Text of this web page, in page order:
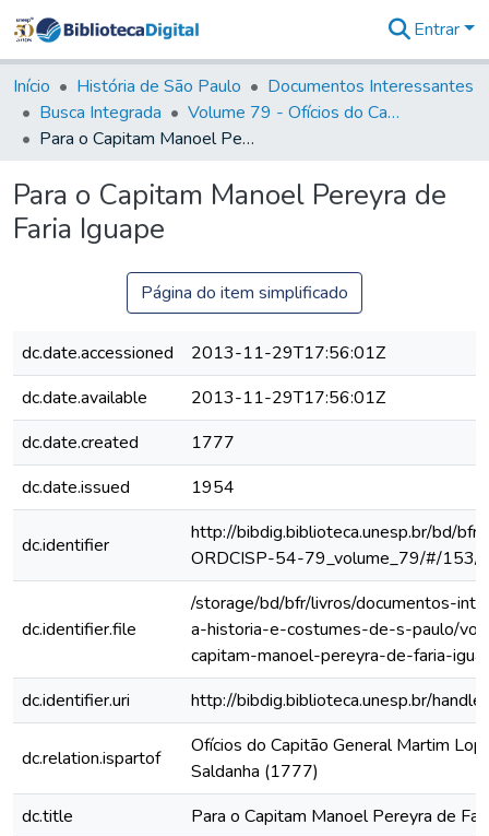
&
Coleções
Tudo na
Biblioteca
Estatísticas
Entrar
Início História de São Paulo
Documentos Interessantes
Busca Integrada
Volume 79 - Ofícios do Capitão General Martim Lopes Lobo de Saldanha (1777)
Para o Capitam Manoel Pereyra de Faria Iguape
Para o Capitam Manoel Pereyra de
Faria Iguape
Página do item simplificado
dc.date.accessioned
2013-11-29T17:56:01Z
dc.date.available
2013-11-29T17:56:01Z
dc.date.created
1777
dc.date.issued
1954
dc.identifier
http://bibdig.biblioteca.unesp.br/bd/
ORDCISP-54-79_volume_79/#/153/
dc.identifier.file
/storage/bd/bfr/livros/documentos-
a-historia-e-costumes-de-s-paulo/
capitam-manoel-pereyra-de-faria-
dc.identifier.uri
http://bibdig.biblioteca.unesp.br/
dc.relation.ispartof
Ofícios do Capitão General Martim
Saldanha (1777)
dc.title
Para o Capitam Manoel Pereyra de